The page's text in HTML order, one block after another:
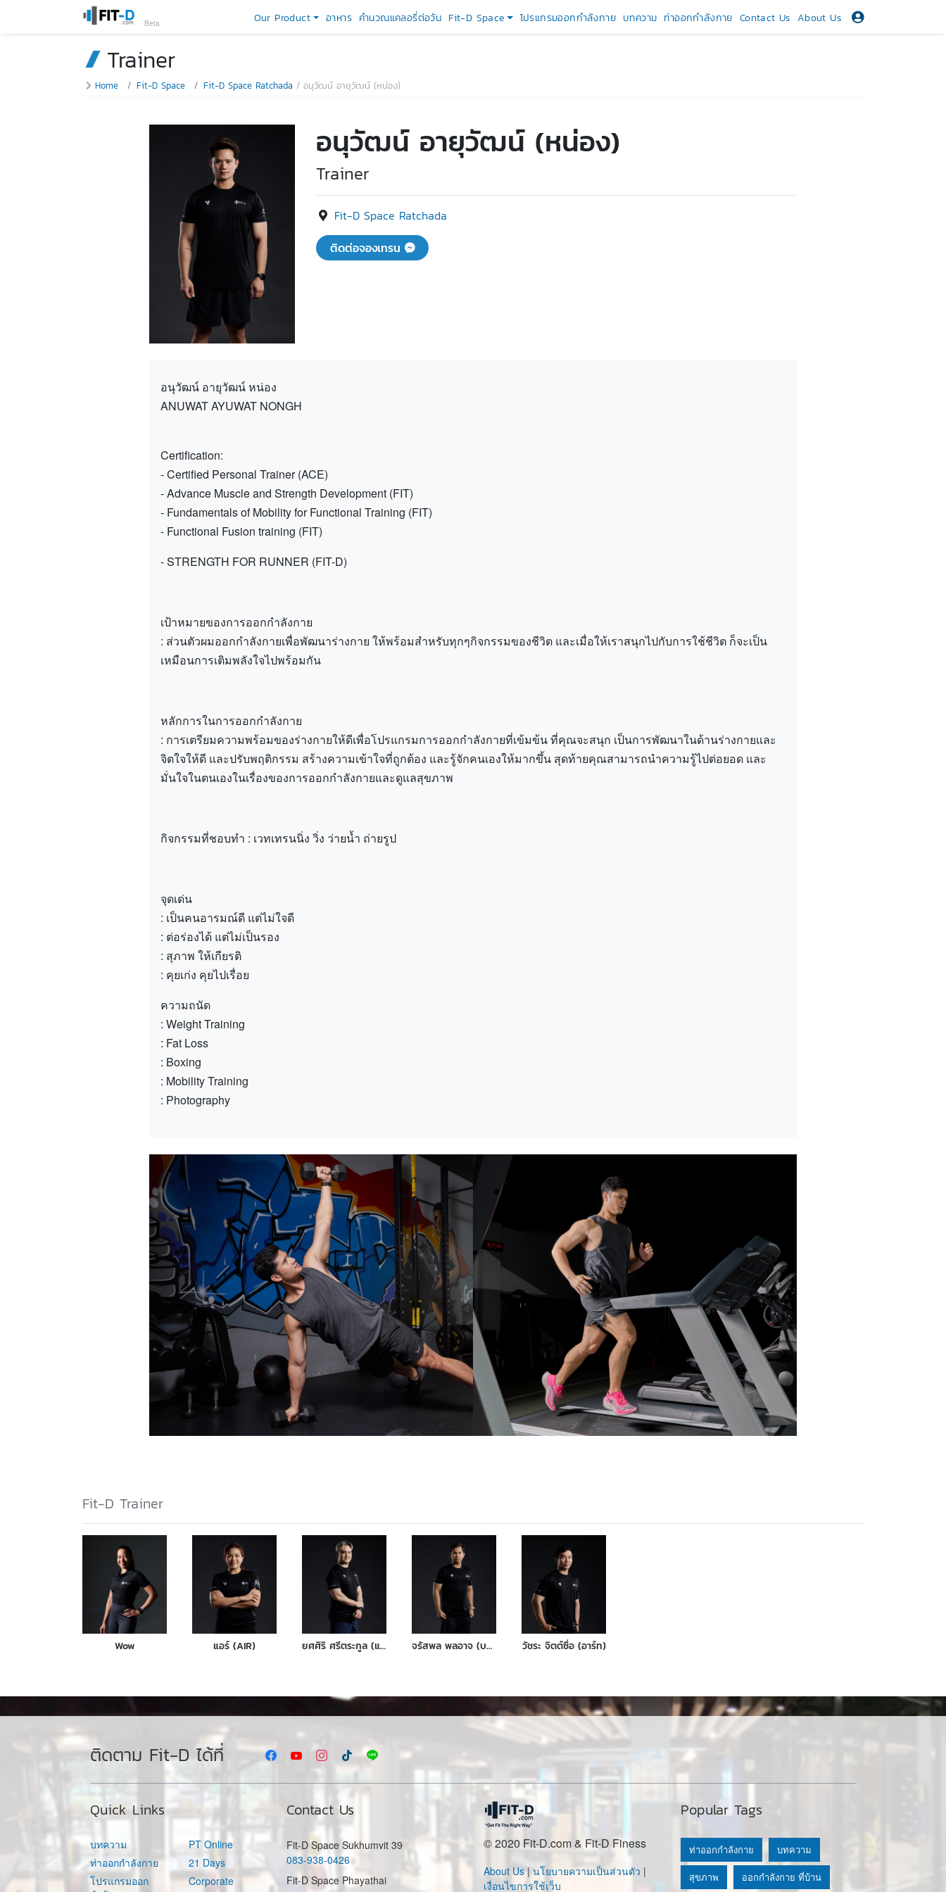
Our Product อาหาร คำนวณแคลอรี่ต่อวัน Fit-D Space โปรแกรมออกกำลังกาย บทความ ท่าออกกำลังกาย Contact Us About Us
Beta
Trainer
Home Fit-D Space Fit-D Space Ratchada อนุวัฒน์ อายุวัฒน์ (หน่อง)
อนุวัฒน์ อายุวัฒน์ (หน่อง)
Trainer
Fit-D Space Ratchada
ติดต่อจองเทรน
อนุวัฒน์ อายุวัฒน์ หน่อง
ANUWAT AYUWAT NONGH
Certification:
- Certified Personal Trainer (ACE)
- Advance Muscle and Strength Development (FIT)
- Fundamentals of Mobility for Functional Training (FIT)
- Functional Fusion training (FIT)
- STRENGTH FOR RUNNER (FIT-D)
เป้าหมายของการออกกำลังกาย
: ส่วนตัวผมออกกำลังกายเพื่อพัฒนาร่างกาย ให้พร้อมสำหรับทุกๆกิจกรรมของชีวิต และเมื่อให้เราสนุกไปกับการใช้ชีวิต ก็จะเป็น
เหมือนการเติมพลังใจไปพร้อมกัน
หลักการในการออกกำลังกาย
: การเตรียมความพร้อมของร่างกายให้ดีเพื่อโปรแกรมการออกกำลังกายที่เข้มข้น ที่คุณจะสนุก เป็นการพัฒนาในด้านร่างกายและ
จิตใจให้ดี และปรับพฤติกรรม สร้างความเข้าใจที่ถูกต้อง และรู้จักคนเองให้มากขึ้น สุดท้ายคุณสามารถนำความรู้ไปต่อยอด และ
มั่นใจในตนเองในเรื่องของการออกกำลังกายและดูแลสุขภาพ
กิจกรรมที่ชอบทำ : เวทเทรนนิ่ง วิ่ง ว่ายน้ำ ถ่ายรูป
จุดเด่น
: เป็นคนอารมณ์ดี แต่ไม่ใจดี
: ต่อร่องได้ แต่ไม่เป็นรอง
: สุภาพ ให้เกียรติ
: คุยเก่ง คุยไปเรื่อย
ความถนัด
: Weight Training
: Fat Loss
: Boxing
: Mobility Training
: Photography
Fit-D Trainer
Wow แอร์ (AIR) ยศศิริ ศรีตระกูล (แมน) จรัสพล พลอาจ (บอล) วัชระ จิตต์ซื่อ (อาร์ท)
ติดตาม Fit-D ได้ที่
Quick Links
บทความ
ท่าออกกำลังกาย
โปรแกรมออก
PT Online
21 Days
Corporate
Contact Us
Fit-D Space Sukhumvit 39
083-938-0426
Fit-D Space Phayathai
© 2020 Fit-D.com & Fit-D Finess
About Us| นโยบายความเป็นส่วนตัว |
เงื่อนไขการใช้เว็บ
Popular Tags
ท่าออกกำลังกาย บทความ
สุขภาพ ออกกำลังกาย ที่บ้าน